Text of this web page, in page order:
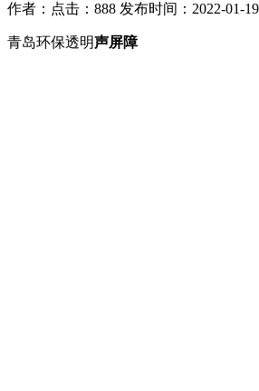
作者： 点击：888 发布时间：2022-01-19
青岛环保透明声屏障